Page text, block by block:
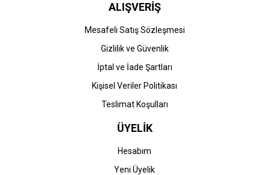
ALIŞVERİŞ
Mesafeli Satış Sözleşmesi
Gizlilik ve Güvenlik
İptal ve İade Şartları
Kişisel Veriler Politikası
Teslimat Koşulları
ÜYELİK
Hesabım
Yeni Üyelik